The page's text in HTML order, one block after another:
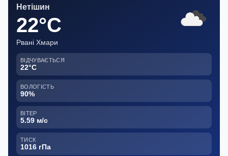
Нетішин
22°C
Рвані Хмари
ВІДЧУВАЄТЬСЯ
22°C
ВОЛОГІСТЬ
90%
ВІТЕР
5.59 м/с
ТИСК
1016 гПа